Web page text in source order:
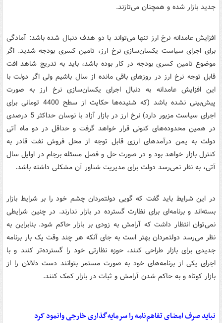
جدید بازار شده و همچنان می‌تازند.
افزایش عامدانه نرخ ارز تنها می‌تواند با دو هدف دنبال شده باشد: آمادگی
برای اجرای سیاست یکسان‌سازی نرخ ارز، تامین کسری بودجه شدید. اگر
موضوع تامین کسری بودجه در کار بوده باشد، باید به تدریج شاهد افت
قابل توجه نرخ ارز در روزهای باقی مانده از سال باشیم ولی اگر دولت با
این افزایش عامدانه به دنبال اجرای یکسان‌سازی نرخ ارز به صورت
پیش‌بینی نشده باشد (که شنیده‌ها حکایت از سطح 4400 تومانی برای
اجرای سیاست مزبور دارد) نرخ ارز در بازار آزاد با نوسان حداکثر 5 درصدی
در همین محدوده‌های کنونی قرار خواهد گرفت و حداقل در دو ماه آتی
دولت به یمن درآمدهای ارزی قابل توجه از محل فروش نفت قادر به
کنترل بازار خواهد بود و در صورت حل و فصل مسئله برجام در اوایل سال
آتی، به نظر نمی‌رسد دولت برای مدیریت شناور آن مشکلی داشته باشد.
در این شرایط باید گفت که گویی دولتمردان چشم خود را بر شرایط بازار
بسته‌اند و برنامه‌ای برای نظارت گسترده در بازار ندارند. در چنین شرایطی
نمی‌توان انتظار داشت که آرامش به زودی بر بازار حاکم شود. بنابراین به
نظر می‌رسد دولتمردان بهتر است به جای آنکه هر چند وقت یک بار برنامه
جدیدی برای بازار طراحی کنند، حوزه نظارتی خود را گسترده‌تر کنند و با
اجرای یکی از برنامه‌های خود به صورت مستمر بتوانند دست دلالان را از
بازار کوتاه و به حاکم شدن آرامش و ثبات در بازار کمک کنند.
نباید صرف امضای تفاهم‌نامه را سرمایه‌گذاری خارجی وانمود کرد